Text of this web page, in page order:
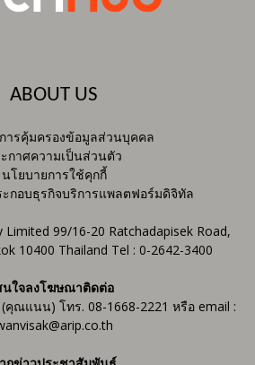
ABOUT US
ารคุ้มครองข้อมูลส่วนบุคคล
กาศความเป็นส่วนตัว
นโยบายการใช้คุกกี้
ะกอบธุรกิจบริการแพลตฟอร์มดิจิทัล
Limited 99/16-20 Ratchadapisek Road,
10400 Thailand Tel : 0-2642-3400
นใจลงโฆษณาติดต่อ
ณแนน) โทร. 08-1668-2221 หรือ email :